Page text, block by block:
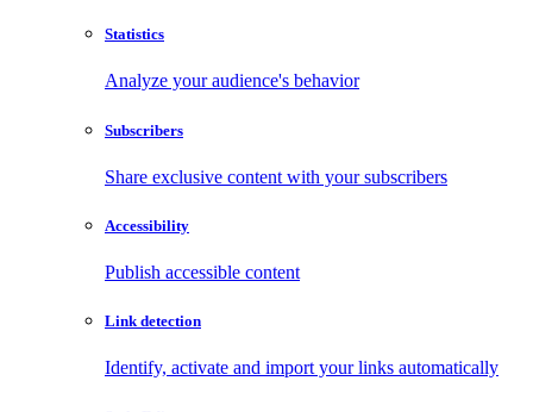
Statistics
Analyze your audience's behavior
Subscribers
Share exclusive content with your subscribers
Accessibility
Publish accessible content
Link detection
Identify, activate and import your links automatically